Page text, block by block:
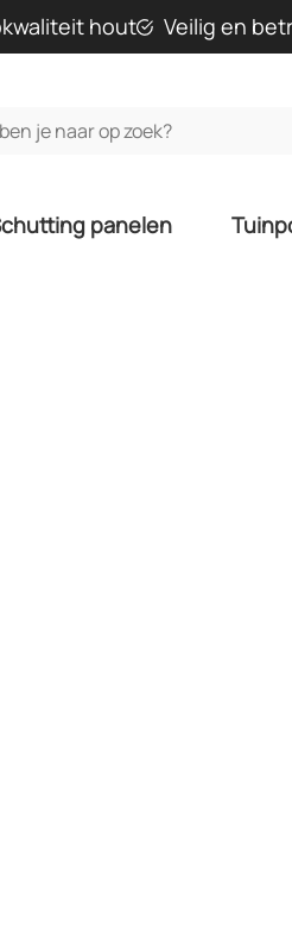
hout Veilig en
panelen